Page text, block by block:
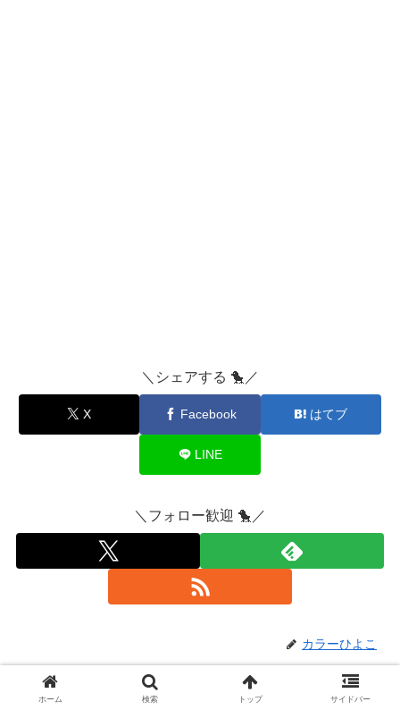
＼シェアする 🐤／
X Facebook はてブ
LINE
＼フォロー歓迎 🐤／
カラーひよこ
関連記事
ホーム 検索 トップ サイドバー